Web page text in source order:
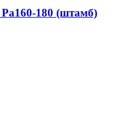
180 (штамб)